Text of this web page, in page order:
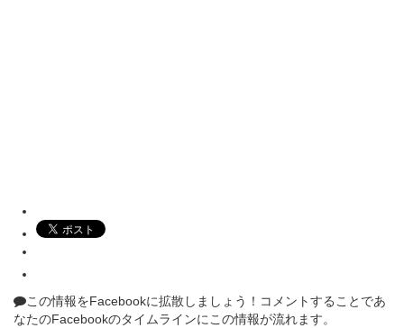
この情報をFacebookに拡散しましょう！ コメントすることであ
なたのFacebookのタイムラインにこの情報が流れます。